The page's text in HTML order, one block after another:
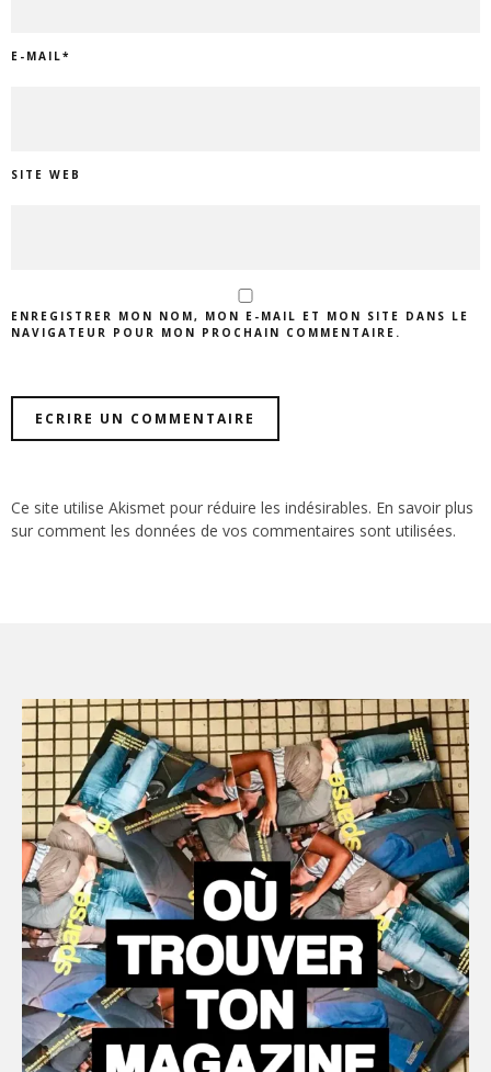
E-MAIL*
SITE WEB
ENREGISTRER MON NOM, MON E-MAIL ET MON SITE DANS LE
NAVIGATEUR POUR MON PROCHAIN COMMENTAIRE.
Ce site utilise Akismet pour réduire les indésirables. En savoir plus
sur comment les données de vos commentaires sont utilisées.